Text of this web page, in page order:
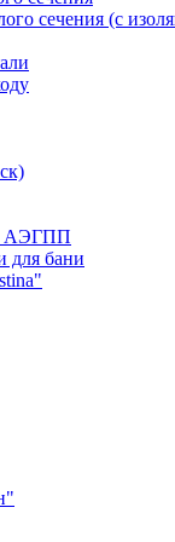
сечения (с
АЭГПП
бани